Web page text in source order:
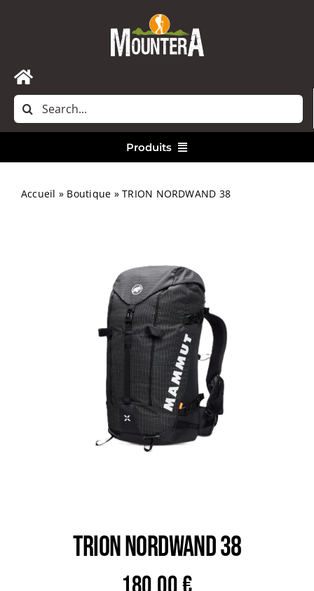
Toggle
Navigation
Accueil
Rechercher:
Produits
Bivouac
Trail
Escalade / Alpinisme
Bons Plans
Accueil » Boutique »TRION NORDWAND 38
TRION NORDWAND 38